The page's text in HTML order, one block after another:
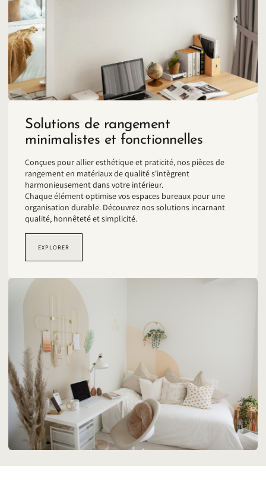
Solutions de rangement
minimalistes et fonctionnelles
Conçues pour allier esthétique et praticité, nos pièces de
rangement en matériaux de qualité s'intègrent
harmonieusement dans votre intérieur.
Chaque élément optimise vos espaces bureaux pour une
organisation durable. Découvrez nos solutions incarnant
qualité, honnêteté et simplicité.
EXPLORER